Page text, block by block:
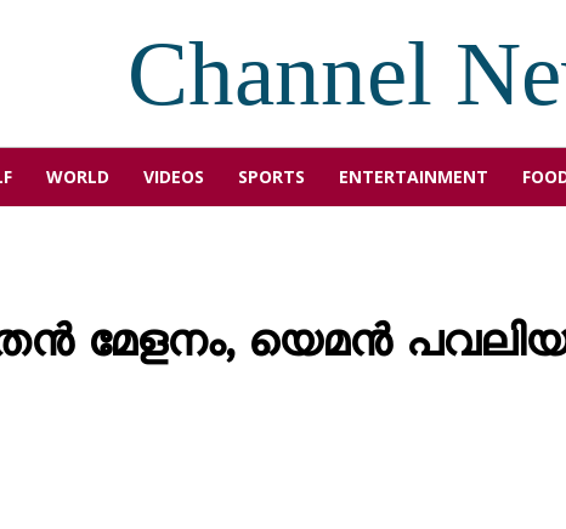
Channel
WORLD VIDEOS SPORTS ENTERTAINMENT
മേളനം, യെമൻ